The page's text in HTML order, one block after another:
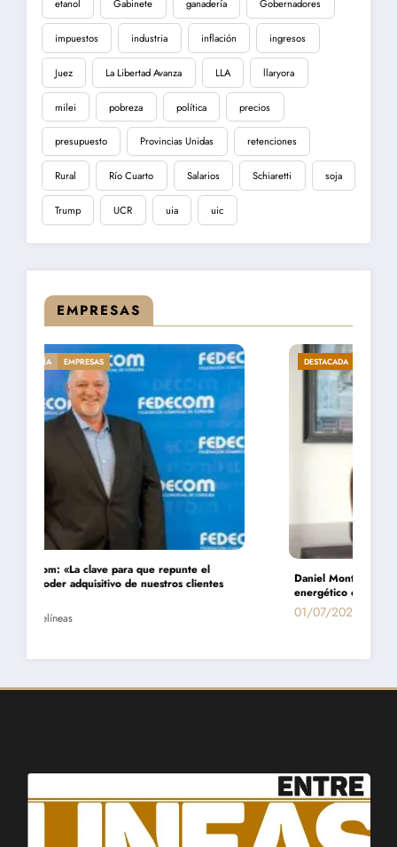
etanol Gabinete ganadería Gobernadores
impuestos industria inflación ingresos
Juez La Libertad Avanza LLA llaryora
milei pobreza política precios
presupuesto Provincias Unidas retenciones
Rural Río Cuarto Salarios Schiaretti soja
Trump UCR uia uic
EMPRESAS
DESTACADA ECONOMÍA EMPRESAS
Daniel Montamat: «Todavía pagamos el costo del populismo
energético con los cortes de gas»
01/07/2026